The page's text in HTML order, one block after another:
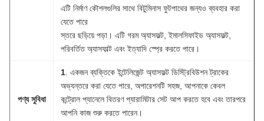
এটি নির্মাণ কৌশলগুলির সাথে বিটুমিনাস ফুটপাথের জন্যও ব্যবহার করা
যেতে পারে
স্তরে ছড়িয়ে পড়া। এটি গরম অ্যাসফল্ট, ইমালসিফাইড অ্যাসফল্ট,
পরিবর্তিত অ্যাসফাল্ট এবং ইত্যাদি স্প্রে করতে পারে।
পণ্য সুবিধা
1 . একজন ব্যক্তিকে ইন্টেলিজেন্ট অ্যাসফল্ট ডিস্ট্রিবিউশন ট্রাকের
অভ্যন্তরে করা যেতে পারে, অপারেশনটি সহজ, আপনাকে কেবল
কন্ট্রোল প্যানেলে বিতরণ প্যারামিটার সেট আপ করতে হবে এবং তারপরে
আপনি কাজ শুরু করতে পারেন।